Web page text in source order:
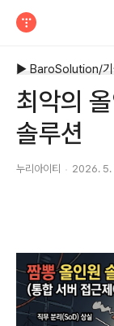
▶ BaroSolution/기
최악의
솔루션
누리아이티 2026. 5.